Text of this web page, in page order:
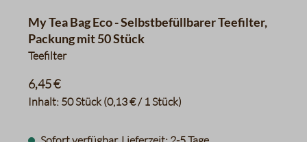
My Tea Bag Eco - Selbstbefüllbarer Teefilter,
Packung mit 50 Stück
Teefilter
Inhalt: 50 Stück(0,13 € / 1 Stück)
6,45 €